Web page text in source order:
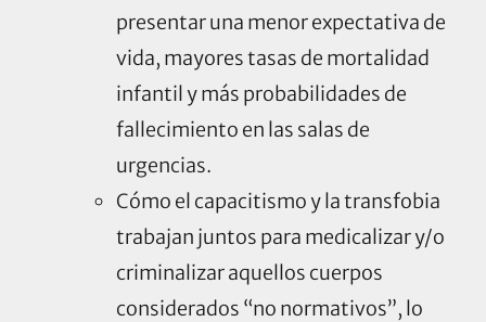
presentar una menor expectativa de
vida, mayores tasas de mortalidad
infantil y más probabilidades de
fallecimiento en las salas de
urgencias.
Cómo el capacitismo y la transfobia
trabajan juntos para medicalizar y/o
criminalizar aquellos cuerpos
considerados “no normativos”, lo